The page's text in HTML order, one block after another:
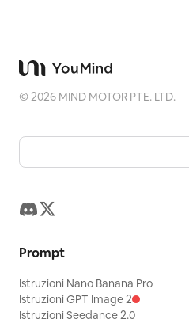
©2026 MIND MOTOR PTE. LTD.
Prompt
Istruzioni Nano Banana Pro
Istruzioni GPT Image 2
Istruzioni Seedance 2.0